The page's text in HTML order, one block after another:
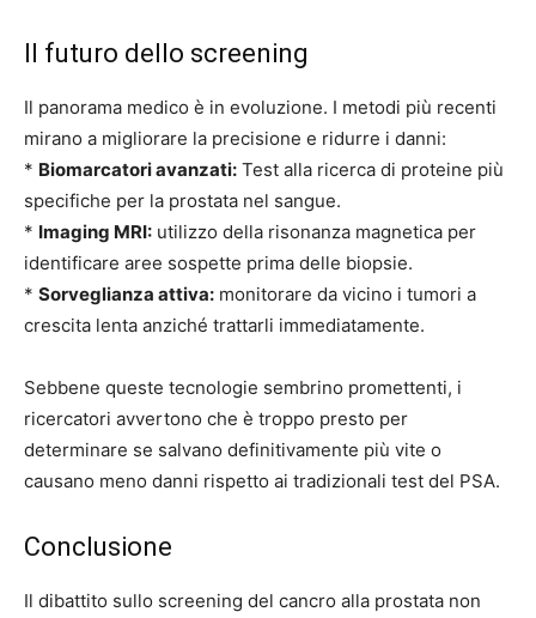
Il futuro dello screening
Il panorama medico è in evoluzione. I metodi più recenti
mirano a migliorare la precisione e ridurre i danni:
* Biomarcatori avanzati: Test alla ricerca di proteine più
specifiche per la prostata nel sangue.
* Imaging MRI: utilizzo della risonanza magnetica per
identificare aree sospette prima delle biopsie.
* Sorveglianza attiva: monitorare da vicino i tumori a
crescita lenta anziché trattarli immediatamente.
Sebbene queste tecnologie sembrino promettenti, i
ricercatori avvertono che è troppo presto per
determinare se salvano definitivamente più vite o
causano meno danni rispetto ai tradizionali test del PSA.
Conclusione
Il dibattito sullo screening del cancro alla prostata non